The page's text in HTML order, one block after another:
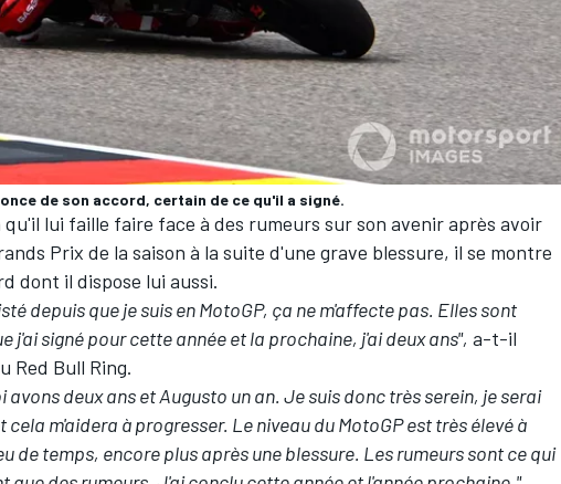
de son accord, certain de ce qu'il a signé.
qu'il lui faille faire face à des rumeurs sur son avenir après avoir
Prix de la saison à la suite d'une grave blessure, il se montre
dont il dispose lui aussi.
depuis que je suis en MotoGP, ça ne m'affecte pas. Elles sont
j'ai signé pour cette année et la prochaine, j'ai deux ans", a-t-il
Red Bull Ring.
avons deux ans et Augusto un an. Je suis donc très serein, je serai
m'aidera à progresser. Le niveau du MotoGP est très élevé à
de temps, encore plus après une blessure. Les rumeurs sont ce qui